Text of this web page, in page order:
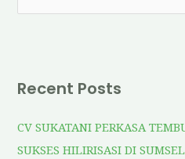
Recent Posts
CV SUKATANI PERKASA
SUKSES HILIRISASI DI SUMSEL